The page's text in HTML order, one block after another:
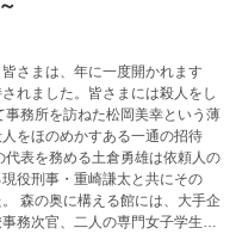
皆さまは、年に一度開かれます
れました。皆さまには殺人をし
をほのめかすある一通の招待
役刑事・重崎謙太と共にその
企
務次官、二人の専門女子学生、